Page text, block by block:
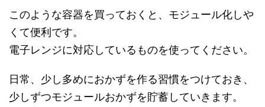
このような容器を買っておくと、モジュール化しや
くて便利です。
電子レンジに対応しているものを使ってください。
日常、少し多めにおかずを作る習慣をつけておき、
少しずつモジュールおかずを貯蓄していきます。